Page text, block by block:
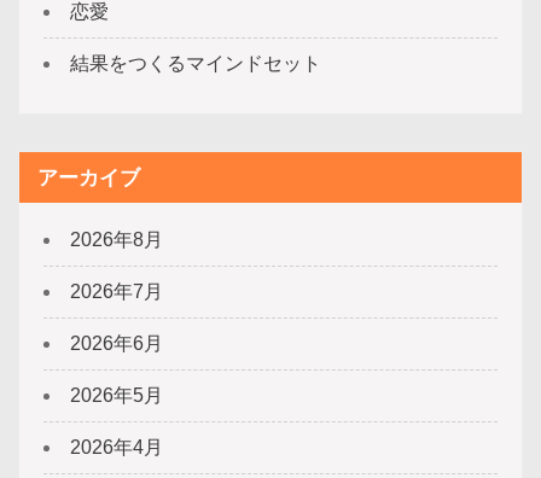
恋愛
結果をつくるマインドセット
アーカイブ
2026年8月
2026年7月
2026年6月
2026年5月
2026年4月